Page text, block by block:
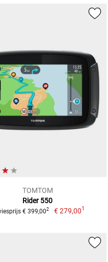
TOMTOM
Rider 550
€ 399,002 € 279,001